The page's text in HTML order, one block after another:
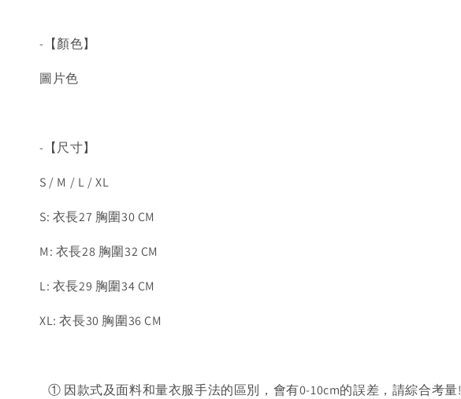
-【顏色】
圖片色
-【尺寸】
S / M / L / XL
S: 衣長27 胸圍30 CM
M: 衣長28 胸圍32 CM
L: 衣長29 胸圍34 CM
XL: 衣長30 胸圍36 CM
① 因款式及面料和量衣服手法的區別，會有0-10cm的誤差，請綜合考量!